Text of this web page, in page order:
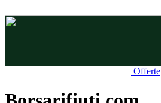
Offerte